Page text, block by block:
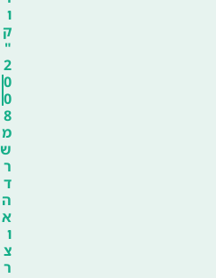
ו
ק
"
2
0
0
8
מ
ש
ר
ד
ה
א
ו
צ
ר